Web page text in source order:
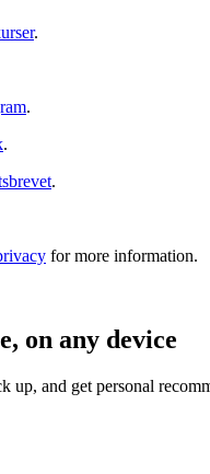
.
.
.
.
for more information.
on any device
up, and get personal